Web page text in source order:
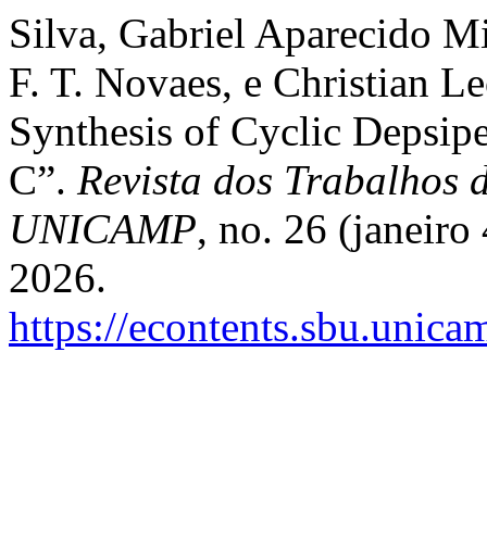
Silva, Gabriel Aparecido
F. T. Novaes, e Christian
Synthesis of Cyclic
C”. Revista dos Trabalhos
UNICAMP, no. 26 (janeiro
2026.
https://